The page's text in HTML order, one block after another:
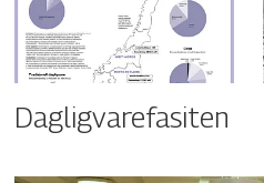
Dagligvarefasiten